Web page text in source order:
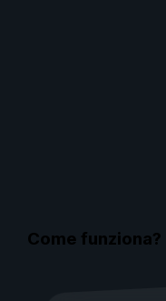
Come funziona?